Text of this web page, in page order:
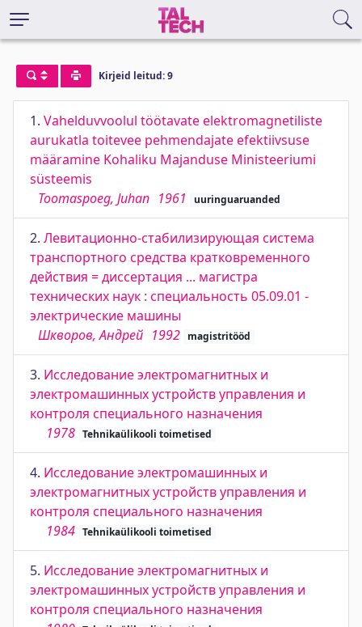
Kirjeid leitud: 9
1. Vahelduvvoolul töötavate elektromagnetiliste
aurukatla toitevee pehmendajate efektiivsuse
määramine Kohaliku Majanduse Ministeeriumi
süsteemis
Toomaspoeg, Juhan 1961 uuringuaruanded
2. Левитационно-стабилизирующая система
транспортного средства кратковременного
действия = диссертация ... магистра
технических наук : специальность 05.09.01 -
электрические машины
Шкворов, Андрей 1992 magistritööd
3. Исследование электромагнитных и
электромашинных устройств управления и
контроля специального назначения
1978 Tehnikaülikooli toimetised
4. Исследование электромашинных и
электромагнитных устройств управления и
контроля специального назначения
1984 Tehnikaülikooli toimetised
5. Исследование электромагнитных и
электромашинных устройств управления и
контроля специального назначения